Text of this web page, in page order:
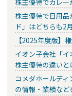
株主優待でカレ
株主優待で日用
ド」はどちらも2
【2025年度版】
イオン子会社「
株主優待の違いと
コメダホールデ
の情報・業績など